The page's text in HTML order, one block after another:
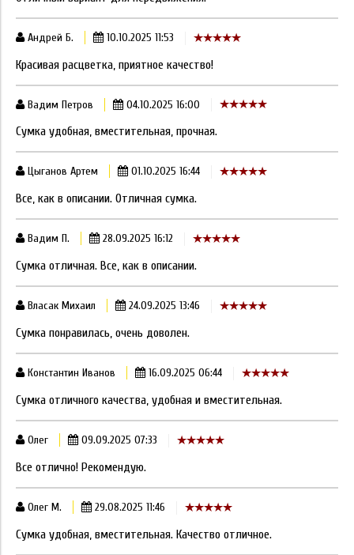
Андрей Б. 10.10.2025 11:53
Красивая расцветка, приятное качество!
Вадим Петров 04.10.2025 16:00
Сумка удобная, вместительная, прочная.
Цыганов Артем 01.10.2025 16:44
Все, как в описании. Отличная сумка.
Вадим П. 28.09.2025 16:12
Сумка отличная. Все, как в описании.
Власак Михаил 24.09.2025 13:46
Сумка понравилась, очень доволен.
Константин Иванов 16.09.2025 06:44
Сумка отличного качества, удобная и вместительная.
Олег 09.09.2025 07:33
Все отлично! Рекомендую.
Олег М. 29.08.2025 11:46
Сумка удобная, вместительная. Качество отличное.